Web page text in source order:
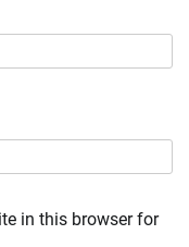
in this browser for